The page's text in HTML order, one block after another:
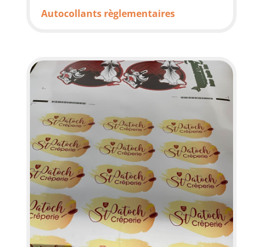
Autocollants règlementaires